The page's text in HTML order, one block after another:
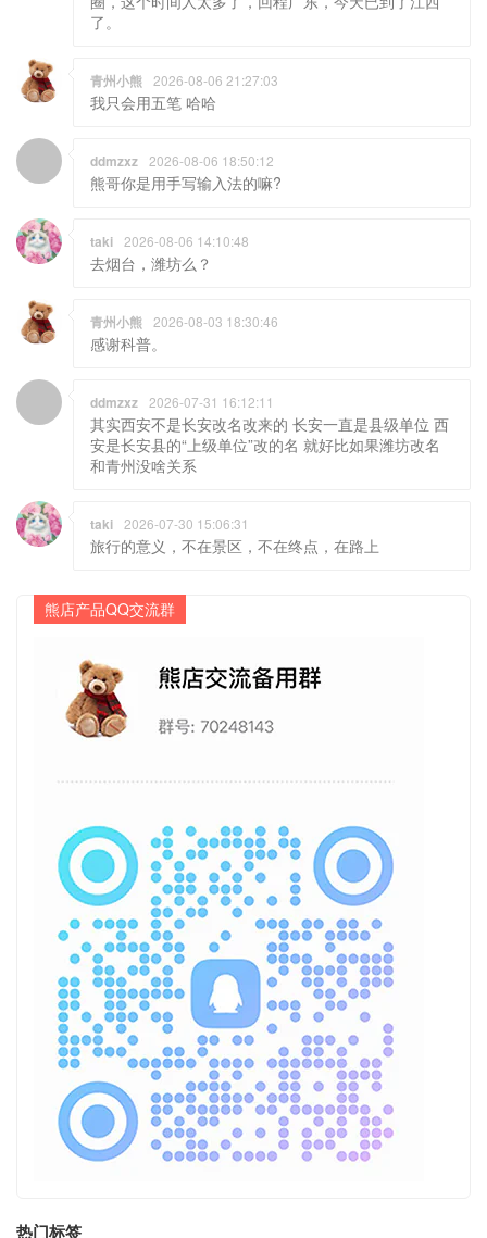
了。
青州小熊 2026-08-06 21:27:03
我只会用五笔 哈哈
ddmzxz 2026-08-06 18:50:12
熊哥你是用手写输入法的嘛?
taki 2026-08-06 14:10:48
去烟台，潍坊么？
青州小熊 2026-08-03 18:30:46
感谢科普。
ddmzxz 2026-07-31 16:12:11
其实西安不是长安改名改来的 长安一直是县级单位 西
安是长安县的“上级单位”改的名 就好比如果潍坊改名
和青州没啥关系
taki 2026-07-30 15:06:31
旅行的意义，不在景区，不在终点，在路上
熊店产品QQ交流群
热门标签